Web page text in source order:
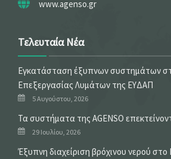
www.agenso.gr
Τελευταία Νέα
Εγκατάσταση έξυπνων συστημάτων
Επεξεργασίας Λυμάτων της ΕΥΔΑΠ
5 Αυγούστου, 2026
Τα συστήματα της AGENSO
29 Ιουλίου, 2026
Έξυπνη διαχείριση βρόχινου νερού